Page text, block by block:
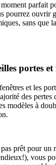
parfait
pourrez ouvrir
sans que
portes et
et les
des pertes
modèles à
pas prêt pour un
vous